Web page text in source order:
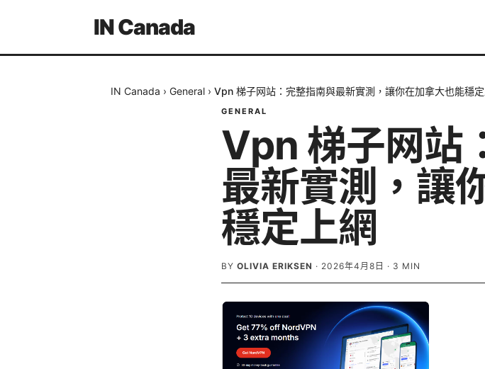
IN Canada
IN Canada › General › Vpn 梯子网站：完整指南與最新實測，讓你在加拿大也能穩
GENERAL
Vpn 梯子网站
最新實測，讓
穩定上網
BY OLIVIA ERIKSEN · 2026年4月8日 · 3 MIN